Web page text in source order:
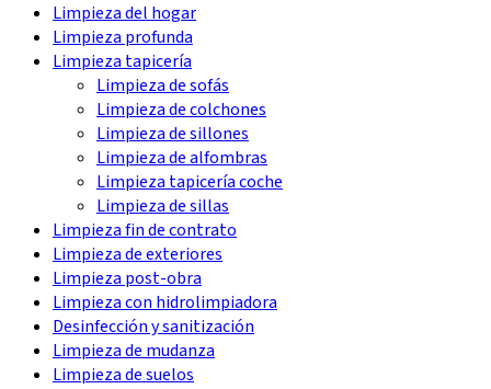
Limpieza del hogar
Limpieza profunda
Limpieza tapicería
Limpieza de sofás
Limpieza de colchones
Limpieza de sillones
Limpieza de alfombras
Limpieza tapicería coche
Limpieza de sillas
Limpieza fin de contrato
Limpieza de exteriores
Limpieza post-obra
Limpieza con hidrolimpiadora
Desinfección y sanitización
Limpieza de mudanza
Limpieza de suelos